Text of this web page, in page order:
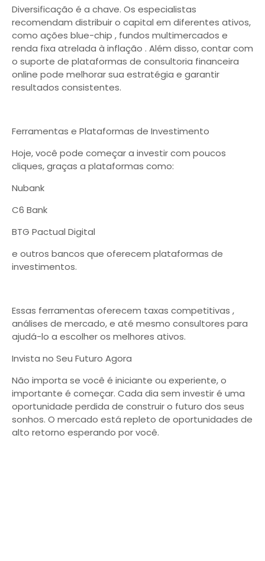
Diversificação é a chave. Os especialistas
recomendam distribuir o capital em diferentes ativos,
como ações blue-chip , fundos multimercados e
renda fixa atrelada à inflação . Além disso, contar com
o suporte de plataformas de consultoria financeira
online pode melhorar sua estratégia e garantir
resultados consistentes.
Ferramentas e Plataformas de Investimento
Hoje, você pode começar a investir com poucos
cliques, graças a plataformas como:
Nubank
C6 Bank
BTG Pactual Digital
e outros bancos que oferecem plataformas de
investimentos.
Essas ferramentas oferecem taxas competitivas ,
análises de mercado, e até mesmo consultores para
ajudá-lo a escolher os melhores ativos.
Invista no Seu Futuro Agora
Não importa se você é iniciante ou experiente, o
importante é começar. Cada dia sem investir é uma
oportunidade perdida de construir o futuro dos seus
sonhos. O mercado está repleto de oportunidades de
alto retorno esperando por você.